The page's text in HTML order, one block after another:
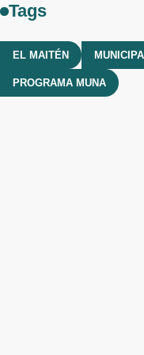
Tags
EL MAITÉN
PROGRAMA MUNA